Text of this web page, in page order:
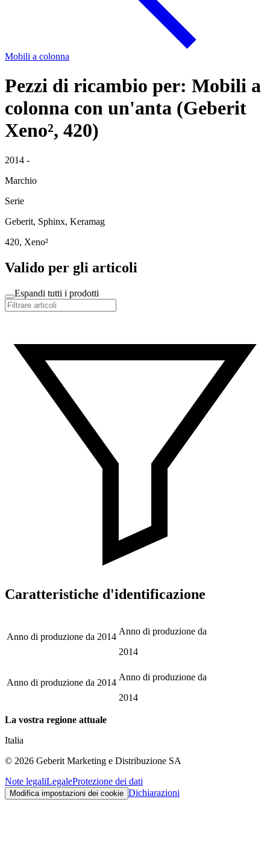
Mobili a colonna
Pezzi di ricambio per: Mobili a
colonna con un'anta (Geberit
Xeno², 420)
2014 -
Marchio
Serie
Geberit, Sphinx, Keramag
420, Xeno²
Valido per gli articoli
Espandi tutti i prodotti
Caratteristiche d'identificazione
Anno di produzione da 2014
Anno di produzione da
2014
Anno di produzione da 2014
Anno di produzione da
2014
La vostra regione attuale
Italia
© 2026 Geberit Marketing e Distribuzione SA
Note legaliLegaleProtezione dei dati
Modifica impostazioni dei cookie Dichiarazioni